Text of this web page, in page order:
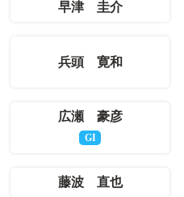
早津 圭介
兵頭 寛和
広瀬 豪彦
GI
藤波 直也